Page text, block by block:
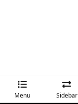
Menu Sidebar